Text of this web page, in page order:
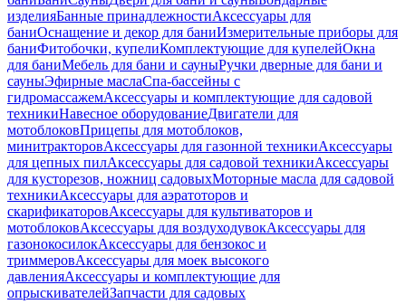
изделияБанные принадлежностиАксессуары для
баниОснащение и декор для баниИзмерительные приборы для
баниФитобочки, купелиКомплектующие для купелейОкна
для баниМебель для бани и сауныРучки дверные для бани и
сауныЭфирные маслаСпа-бассейны с
гидромассажемАксессуары и комплектующие для садовой
техникиНавесное оборудованиеДвигатели для
мотоблоковПрицепы для мотоблоков,
минитракторовАксессуары для газонной техникиАксессуары
для цепных пилАксессуары для садовой техникиАксессуары
для кусторезов, ножниц садовыхМоторные масла для садовой
техникиАксессуары для аэратоторов и
скарификаторовАксессуары для культиваторов и
мотоблоковАксессуары для воздуходувокАксессуары для
газонокосилокАксессуары для бензокос и
триммеровАксессуары для моек высокого
давленияАксессуары и комплектующие для
опрыскивателейЗапчасти для садовых